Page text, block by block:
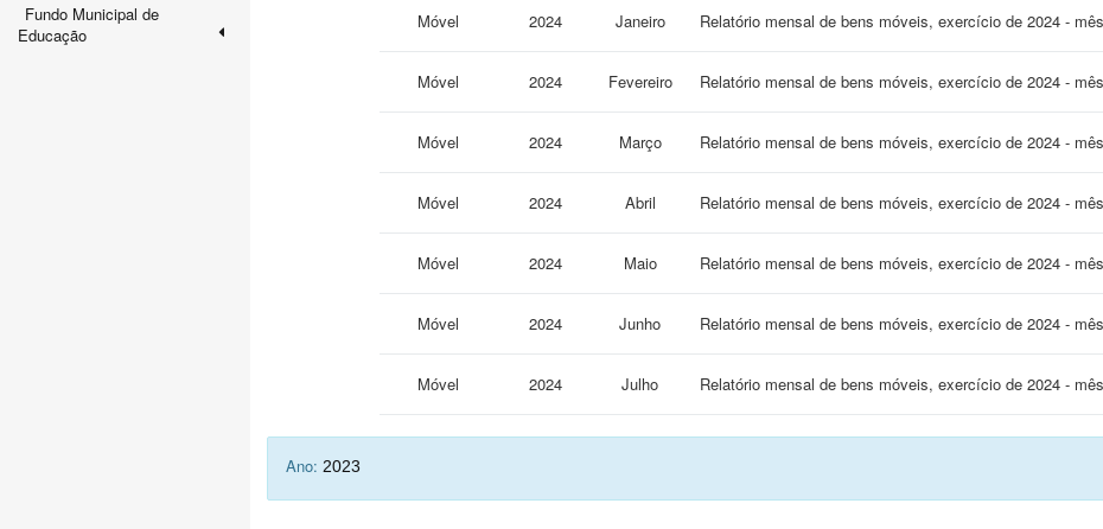
Fundo Municipal de
Educação
Móvel 2024 Janeiro Relatório mensal de bens móveis, exercício de 2024 -
Móvel 2024 Fevereiro Relatório mensal de bens móveis, exercício de 2024 -
Móvel 2024 Março Relatório mensal de bens móveis, exercício de 2024 -
Móvel 2024 Abril Relatório mensal de bens móveis, exercício de 2024 -
Móvel 2024 Maio Relatório mensal de bens móveis, exercício de 2024 -
Móvel 2024 Junho Relatório mensal de bens móveis, exercício de 2024 -
Móvel 2024 Julho Relatório mensal de bens móveis, exercício de 2024 -
Ano: 2023